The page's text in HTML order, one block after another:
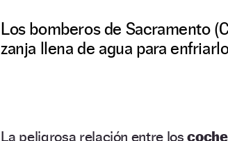
Los bomberos de Sacramento
zanja llena de agua para
La peligrosa relación entre los